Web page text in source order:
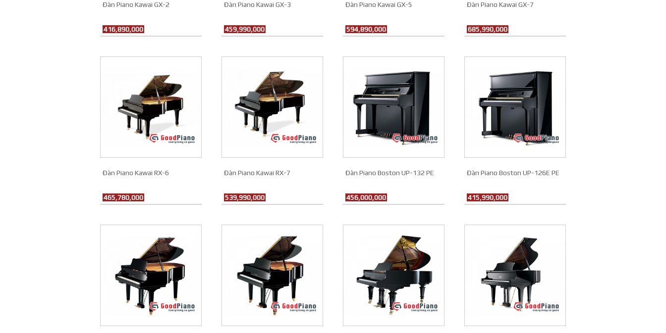
Đàn Piano Kawai GX-2
416,890,000
Đàn Piano Kawai GX-3
459,990,000
Đàn Piano Kawai GX-5
594,890,000
Đàn Piano Kawai GX-7
685,990,000
Đàn Piano Kawai RX-6
465,780,000
Đàn Piano Kawai RX-7
539,990,000
Đàn Piano Boston UP-132 PE
456,000,000
Đàn Piano Boston UP-126E PE
415,990,000